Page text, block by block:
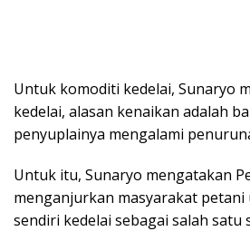
Untuk komoditi kedelai, Sunaryo
kedelai, alasan kenaikan adalah
penyuplainya mengalami
Untuk itu, Sunaryo mengatakan
menganjurkan masyarakat petani
sendiri kedelai sebagai salah satu